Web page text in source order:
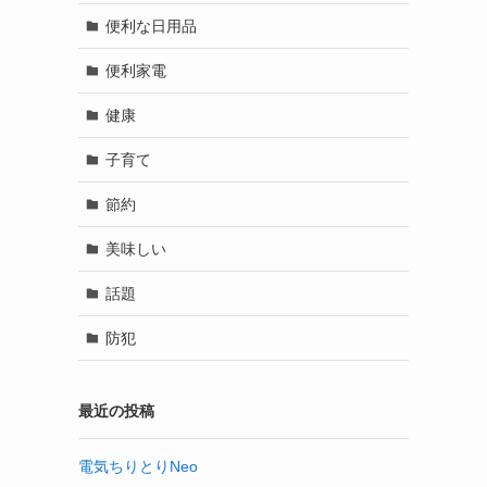
便利な日用品
便利家電
健康
子育て
節約
美味しい
話題
防犯
最近の投稿
電気ちりとりNeo